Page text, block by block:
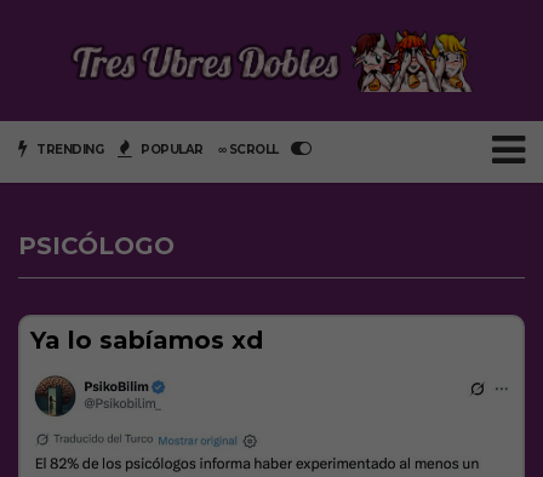
TRENDING POPULAR ∞ SCROLL
PSICÓLOGO
Ya lo sabíamos xd